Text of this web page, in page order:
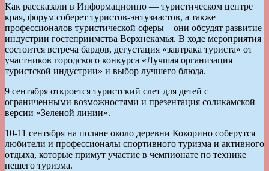
Как рассказали в Информационно — туристическом центре
края, форум соберет туристов-энтузиастов, а также
профессионалов туристической сферы – они обсудят развитие
индустрии гостеприимства Верхнекамья. В ходе мероприятия
состоится встреча бардов, дегустация «завтрака туриста» от
участников городского конкурса «Лучшая организация
туристской индустрии» и выбор лучшего блюда.
9 сентября откроется туристский слет для детей с
ограниченными возможностями и презентация соликамской
версии «Зеленой линии».
10-11 сентября на поляне около деревни Кокорино соберутся
любители и профессионалы спортивного туризма и активного
отдыха, которые примут участие в чемпионате по технике
пешего туризма.